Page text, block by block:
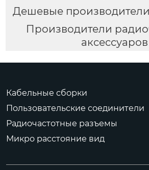
Дешевые
Производители
аксессуаров
Кабельные сборки
Пользовательские соединители
Радиочастотные разъемы
Микро расстояние вид